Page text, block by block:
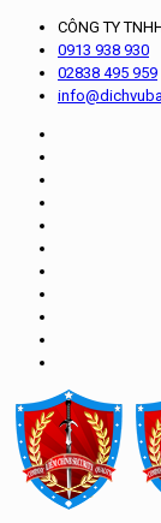
CÔNG TY
0913 938 930
02838 495 959